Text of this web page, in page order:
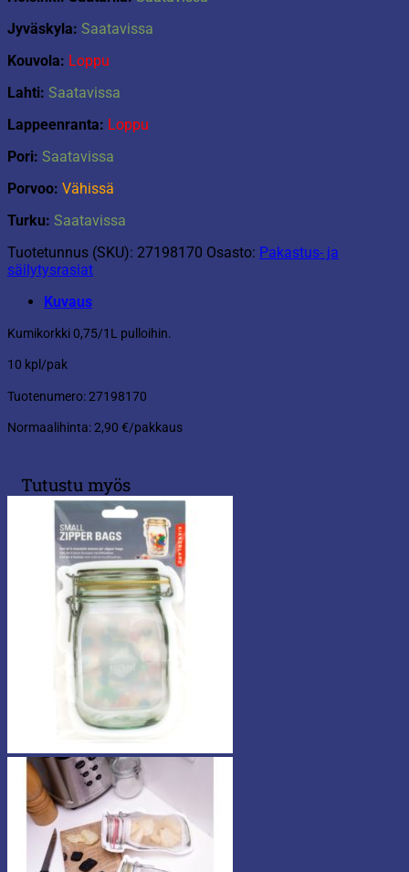
Jyväskyla: Saatavissa
Kouvola: Loppu
Lahti: Saatavissa
Lappeenranta: Loppu
Pori: Saatavissa
Porvoo: Vähissä
Turku: Saatavissa
Tuotetunnus (SKU): 27198170 Osasto: Pakastus- ja
säilytysrasiat
Kuvaus
Kumikorkki 0,75/1L pulloihin.
10 kpl/pak
Tuotenumero: 27198170
Normaalihinta: 2,90 €/pakkaus
Tutustu myös